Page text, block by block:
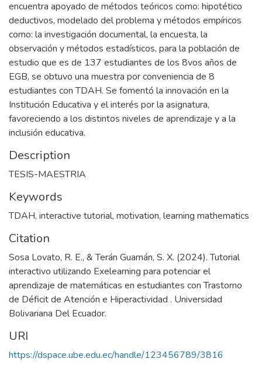
encuentra apoyado de métodos teóricos como: hipotético
deductivos, modelado del problema y métodos empíricos
como: la investigación documental, la encuesta, la
observación y métodos estadísticos, para la población de
estudio que es de 137 estudiantes de los 8vos años de
EGB, se obtuvo una muestra por conveniencia de 8
estudiantes con TDAH. Se fomentó la innovación en la
Institución Educativa y el interés por la asignatura,
favoreciendo a los distintos niveles de aprendizaje y a la
inclusión educativa.
Description
TESIS-MAESTRIA
Keywords
TDAH, interactive tutorial, motivation, learning mathematics
Citation
Sosa Lovato, R. E., & Terán Guamán, S. X. (2024). Tutorial
interactivo utilizando Exelearning para potenciar el
aprendizaje de matemáticas en estudiantes con Trastorno
de Déficit de Atención e Hiperactividad . Universidad
Bolivariana Del Ecuador.
URI
https://dspace.ube.edu.ec/handle/123456789/3816